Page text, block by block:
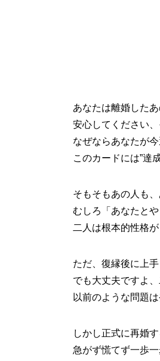
あなたは離婚した
安心してください
なぜならあなたが
このカードには”達
そもそもあの人も
むしろ「あなたと
二人は根本的性格
ただ、復縁後に上
でも大丈夫ですよ
以前のような問題
しかし正式に再婚
急がず慌てず一歩